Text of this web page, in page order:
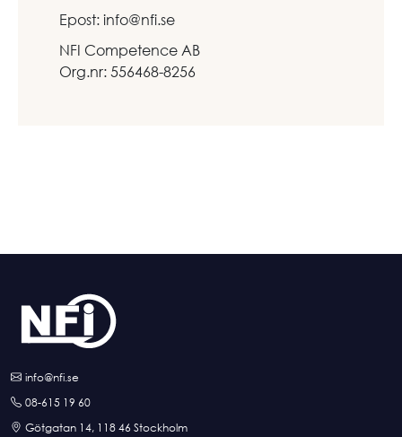
Epost: info@nfi.se
NFI Competence AB
Org.nr: 556468-8256
info@nfi.se
08-615 19 60
Götgatan 14, 118 46 Stockholm